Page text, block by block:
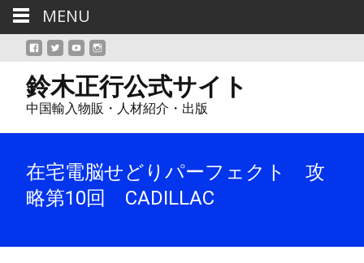
鈴木正行公式サイト
中国輸入物販・人材紹介・出版
在宅電脳せどりパーフェクト 攻
略第10回 CADILLAC
MENU